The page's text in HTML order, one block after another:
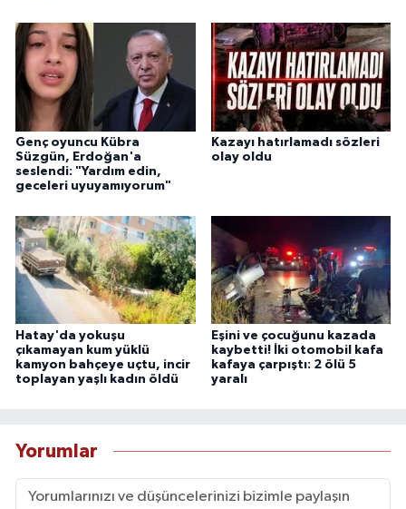
Genç oyuncu Kübra
Süzgün, Erdoğan'a
seslendi: "Yardım edin,
geceleri uyuyamıyorum"
Kazayı hatırlamadı sözleri
olay oldu
Hatay'da yokuşu
çıkamayan kum yüklü
kamyon bahçeye uçtu, incir
toplayan yaşlı kadın öldü
Eşini ve çocuğunu kazada
kaybetti! İki otomobil kafa
kafaya çarpıştı: 2 ölü 5
yaralı
Yorumlar